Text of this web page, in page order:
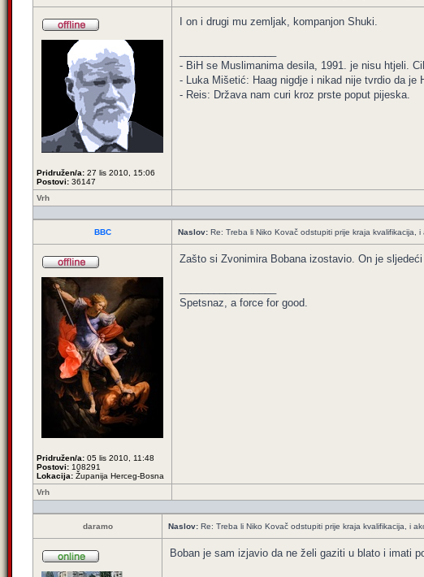
Pridružen/a: 27 lis 2010, 15:06
Postovi: 36147
I on i drugi mu zemljak, kompanjon Shuki.
- BiH se Muslimanima desila, 1991. je nisu htjeli.
- Luka Mišetić: Haag nigdje i nikad nije tvrdio da je
- Reis: Država nam curi kroz prste poput pijeska.
Vrh
BBC Naslov: Re: Treba li Niko Kovač odstupiti prije kraja kvalifikacija,
Pridružen/a: 05 lis 2010, 11:48
Postovi: 108291
Lokacija: Županija Herceg-Bosna
Zašto si Zvonimira Bobana izostavio. On je sljedeći
Spetsnaz, a force for good.
Vrh
daramo Naslov: Re: Treba li Niko Kovač odstupiti prije kraja kvalifikacija, i
Boban je sam izjavio da ne želi gaziti u blato i imati